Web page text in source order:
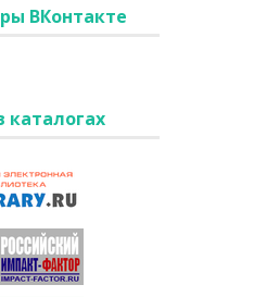
ВКонтакте
каталогах